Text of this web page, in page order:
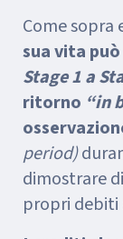
Come sopra
sua vita
Stage 1 a
ritorno “in
period)
dimostrare
propri debiti